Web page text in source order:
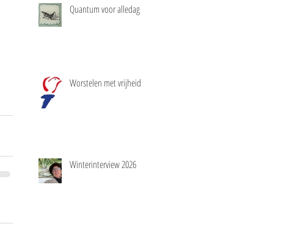
Quantum voor alledag
Worstelen met vrijheid
Winterinterview 2026